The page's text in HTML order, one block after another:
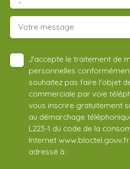
-
Votre message
J'accepte le traitement de
personnelles
souhaitez pas faire l'objet
commerciale par voie
vous inscrire gratuitement
au démarchage
L223-1 du code de la
Internet
adressé à :